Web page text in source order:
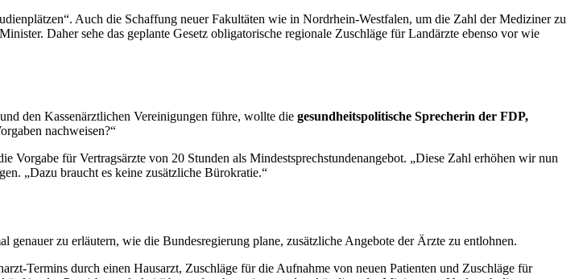
Auch die Schaffung neuer Fakultäten wie in Nordrhein-Westfalen, um die Zahl der Mediziner zu
Daher sehe das geplante Gesetz obligatorische regionale Zuschläge für Landärzte ebenso vor wie
den Kassenärztlichen Vereinigungen führe, wollte die gesundheitspolitische Sprecherin der FDP,
nachweisen?“
für Vertragsärzte von 20 Stunden als Mindestsprechstundenangebot. „Diese Zahl erhöhen wir nun
„Dazu braucht es keine zusätzliche Bürokratie.“
genauer zu erläutern, wie die Bundesregierung plane, zusätzliche Angebote der Ärzte zu entlohnen.
Termins durch einen Hausarzt, Zuschläge für die Aufnahme von neuen Patienten und Zuschläge für